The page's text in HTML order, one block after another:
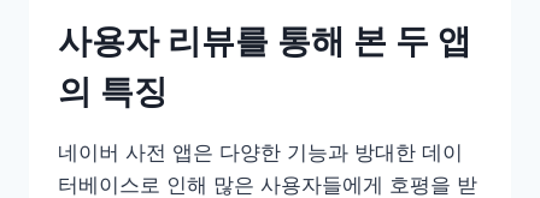
사용자 리뷰를 통해 본 두 앱
의 특징
네이버 사전 앱은 다양한 기능과 방대한 데이
터베이스로 인해 많은 사용자들에게 호평을 받